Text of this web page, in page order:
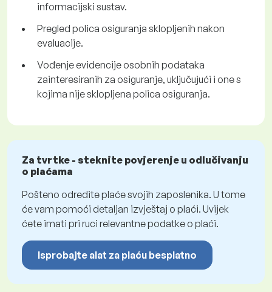
informacijski sustav.
Pregled polica osiguranja sklopljenih nakon
evaluacije.
Vođenje evidencije osobnih podataka
zainteresiranih za osiguranje, uključujući i one s
kojima nije sklopljena polica osiguranja.
Za tvrtke - steknite povjerenje u odlučivanju
o plaćama
Pošteno odredite plaće svojih zaposlenika. U tome
će vam pomoći detaljan izvještaj o plaći. Uvijek
ćete imati pri ruci relevantne podatke o plaći.
Isprobajte alat za plaću besplatno